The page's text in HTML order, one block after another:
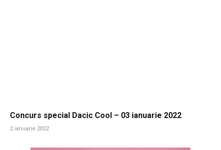
Concurs special Dacic Cool – 03 ianuarie 2022
2 ianuarie 2022